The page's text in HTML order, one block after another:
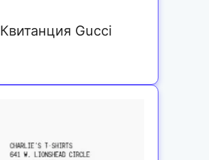
Квитанция Gucci